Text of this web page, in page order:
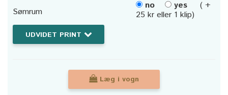
Sømrum
no yes
( +
25 kr eller 1 klip)
UDVIDET PRINT
Læg i vogn